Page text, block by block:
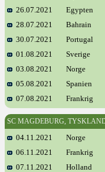
26.07.2021
Egypten
28.07.2021
Bahrain
30.07.2021
Portugal
01.08.2021
Sverige
03.08.2021
Norge
05.08.2021
Spanien
07.08.2021
Frankrig
SC MAGDEBURG,
04.11.2021 Norge
06.11.2021
Frankrig
07.11.2021
Holland